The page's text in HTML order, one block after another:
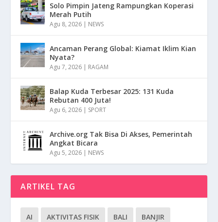
Solo Pimpin Jateng Rampungkan Koperasi
Merah Putih
Agu 8, 2026 | NEWS
Ancaman Perang Global: Kiamat Iklim Kian
Nyata?
Agu 7, 2026 | RAGAM
Balap Kuda Terbesar 2025: 131 Kuda
Rebutan 400 Juta!
Agu 6, 2026 | SPORT
Archive.org Tak Bisa Di Akses, Pemerintah
Angkat Bicara
Agu 5, 2026 | NEWS
ARTIKEL TAG
AI AKTIVITAS FISIK BALI BANJIR